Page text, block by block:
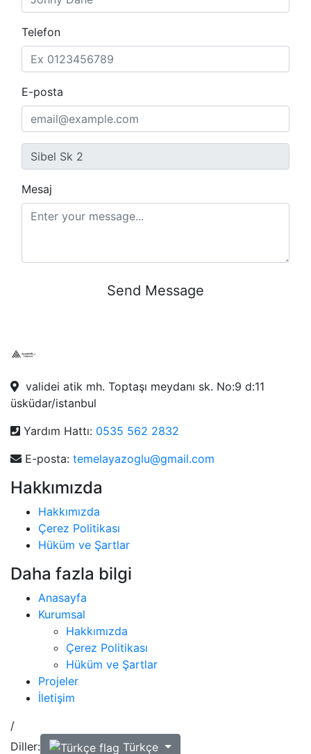
Telefon
E-posta
Mesaj
Send Message
validei atik mh. Toptaşı meydanı sk. No:9 d:11
üsküdar/istanbul
Yardım Hattı: 0535 562 2832
E-posta: temelayazoglu@gmail.com
Hakkımızda
Hakkımızda
Çerez Politikası
Hüküm ve Şartlar
Daha fazla bilgi
Anasayfa
Kurumsal
Hakkımızda
Çerez Politikası
Hüküm ve Şartlar
Projeler
İletişim
/
Diller:
Türkçe